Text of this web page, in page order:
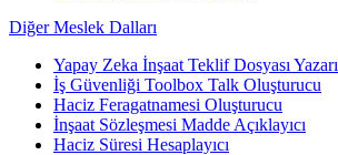
Diğer Meslek Dalları
Yapay Zeka İnşaat Teklif Dosyası Yazarı
İş Güvenliği Toolbox Talk Oluşturucu
Haciz Feragatnamesi Oluşturucu
İnşaat Sözleşmesi Madde Açıklayıcı
Haciz Süresi Hesaplayıcı